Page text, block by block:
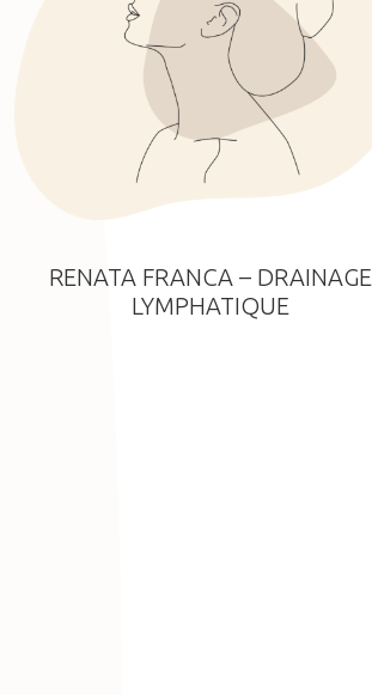
RENATA FRANCA – DRAINAGE
LYMPHATIQUE